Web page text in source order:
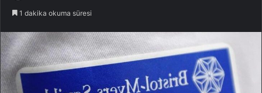
1 dakika okuma süresi